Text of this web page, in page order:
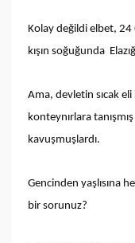
Kolay değildi elbet, 24
kışın soğuğunda
Ama, devletin sıcak eli
konteynırlara
kavuşmuşlardı.
Gencinden yaşlısına
bir sorunuz?